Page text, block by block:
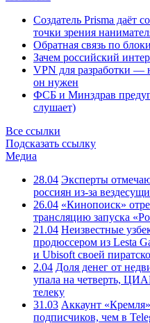
Создатель Prisma даёт
точки зрения
Обратная связь по
Зачем российский
VPN для разработки —
он нужен
ФСБ и Минздрав
слушает)
Все ссылки
Подсказать ссылку
Медиа
28.04 Эксперты
россиян из-за
26.04 «Кинопоиск»
трансляцию запуска
21.04 Неизвестные
продюссером из Lesta
и Ubisoft своей
2.04 Доля денег от
упала на четверть,
телеку
31.03 Аккаунт
подписчиков, чем в